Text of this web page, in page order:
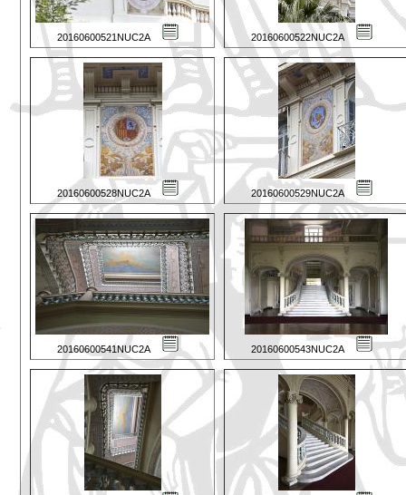
20160600521NUC2A 20160600522NUC2A
20160600528NUC2A 20160600529NUC2A
20160600541NUC2A 20160600543NUC2A